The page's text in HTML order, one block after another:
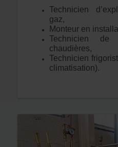
Technicien
gaz,
Monteur en
Technicien de
chaudières,
Technicien
climatisation).